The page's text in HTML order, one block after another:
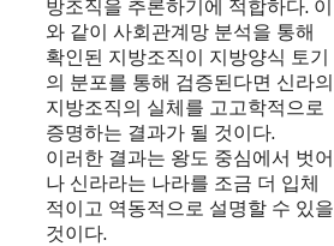
방조직을 추론하기에 적합하다. 이
와 같이 사회관계망 분석을 통해
확인된 지방조직이 지방양식 토기
의 분포를 통해 검증된다면 신라의
지방조직의 실체를 고고학적으로
증명하는 결과가 될 것이다.
이러한 결과는 왕도 중심에서 벗어
나 신라라는 나라를 조금 더 입체
적이고 역동적으로 설명할 수 있을
것이다.